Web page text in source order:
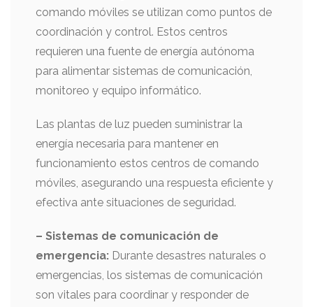
comando móviles se utilizan como puntos de
coordinación y control. Estos centros
requieren una fuente de energía autónoma
para alimentar sistemas de comunicación,
monitoreo y equipo informático.
Las plantas de luz pueden suministrar la
energía necesaria para mantener en
funcionamiento estos centros de comando
móviles, asegurando una respuesta eficiente y
efectiva ante situaciones de seguridad.
– Sistemas de comunicación de
emergencia: Durante desastres naturales o
emergencias, los sistemas de comunicación
son vitales para coordinar y responder de